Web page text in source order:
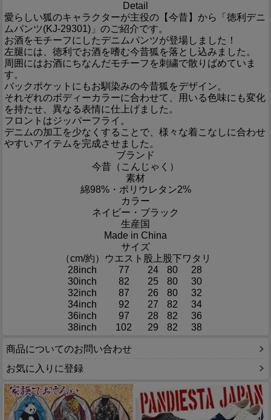
Detail
愛らしい狐のキャラクターが主役の【今昔】から「徳利デニ
ムパンツ(KJ-29301)」のご紹介です。
お酒をモチーフにしたデニムパンツが登場しました！
左腿には、徳利でお酒を嗜む今昔狐を落とし込みました。
周囲にはお酒にちなんだモチーフを刺繍で散りばめていま
す。
バックポケットにもお馴染みの今昔狐をデザイン。
それぞれのボディーカラーに合わせて、用いる色味にも変化
を持たせ、異なる表情に仕上げました。
フロントはジッパーフライ。
デニムの加工を少なくすることで、様々な着こなしに合わせ
やすいアイテムを完成させました。
ブランド
今昔（こんじゃく）
素材
綿98%・ポリウレタン2%
カラー
ネイビー・ブラック
生産国
Made in China
サイズ
（cm/約）
ウエスト 股上股下 ワタリ
28inch
77 24 80
28
30inch
82 25 80
30
32inch
87 26 80
32
34inch
92 27 82
34
36inch
97 28 82
36
38inch
102 29 82 38
商品についてのお問い合わせ
お気に入りに登録